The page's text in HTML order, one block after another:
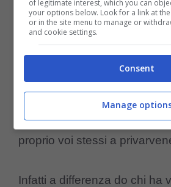
persone che vi vogliono
essere un grandissimo
L’amore è il vostro più
vorreste vivere una
amore da favola, il
proprio voi stessi a
Infatti a differenza do chi ha
of legitimate interest, which you can
your options below. Look for a link at
or in the site menu to manage or
and cookie settings.
Consent
Manage